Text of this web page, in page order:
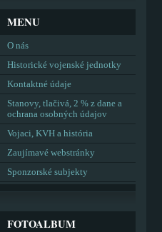
MENU
O nás
Historické vojenské jednotky
Kontaktné údaje
Stanovy, tlačivá, 2 % z dane a
ochrana osobných údajov
Vojaci, KVH a história
Zaujímavé webstránky
Sponzorské subjekty
FOTOALBUM